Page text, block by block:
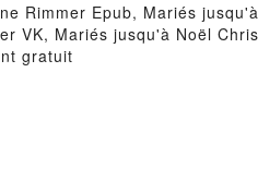
Rimmer Epub, Mariés
VK, Mariés jusqu'à Noël
gratuit